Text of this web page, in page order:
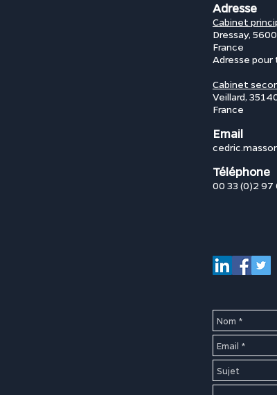
Adresse
Cabinet
Dressay,
France
Adresse
Cabinet
Veillard,
France
Email
Téléphone
00 33 (0)2 97